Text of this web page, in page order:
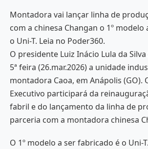
Montadora vai lançar linha de
com a chinesa Changan o 1º
o Uni-T. Leia no Poder360.
O presidente Luiz Inácio Lula da
5ª feira (26.mar.2026) a unidade
montadora Caoa, em Anápolis (GO).
Executivo participará da
fabril e do lançamento da linha de
parceria com a montadora chinesa
O 1º modelo a ser fabricado é o Uni-